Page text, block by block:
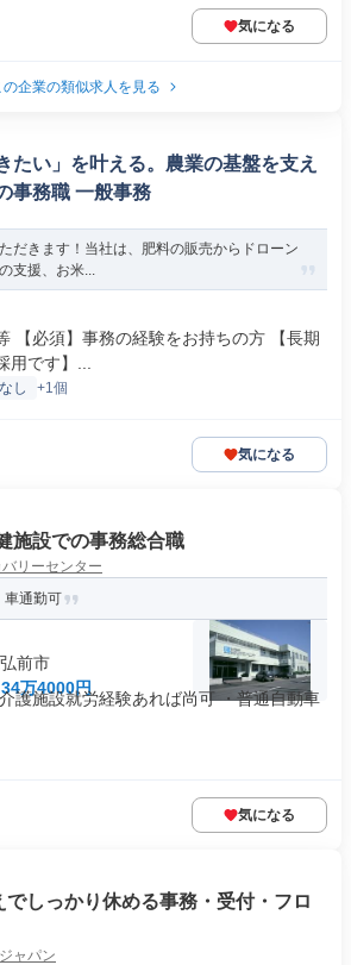
気になる
の企業の類似求人を見る
たい」を叶える。農業の基盤を支え
事務職 一般事務
だきます！当社は、肥料の販売からドローン
支援、お米...
【必須】事務の経験をお持ちの方 【長期
用です】...
し +1個
気になる
施設での事務総合職
リーセンター
通勤可
前市
万4000円
護施設就労経験あれば尚可 ・普通自動車
気になる
しっかり休める事務・受付・フロ
ャパン